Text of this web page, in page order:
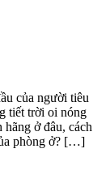
của người tiêu
tiết trời oi nóng
ở đâu, cách
phòng ở? […]